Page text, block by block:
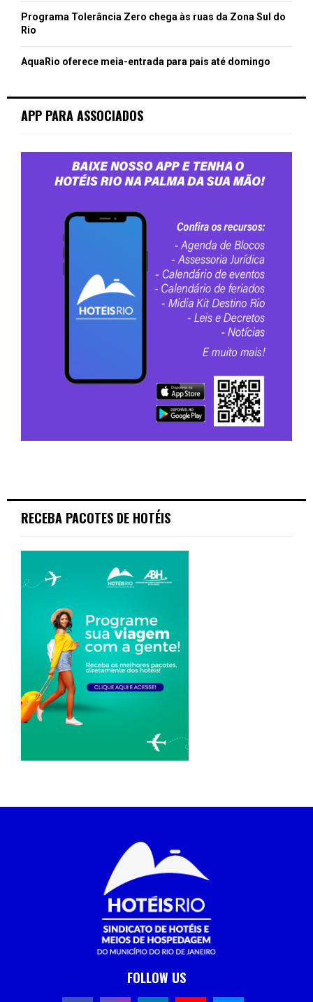
Programa Tolerância Zero chega às ruas da Zona Sul do
Rio
AquaRio oferece meia-entrada para pais até domingo
APP PARA ASSOCIADOS
RECEBA PACOTES DE HOTÉIS
FOLLOW US